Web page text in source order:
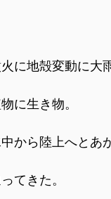
に地殻変動に大
に生き物。
から陸上へとあ
てきた。